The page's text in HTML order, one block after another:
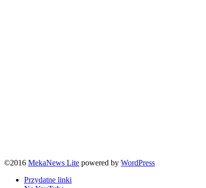
©2016 MekaNews Lite powered by WordPress
Przydatne linki